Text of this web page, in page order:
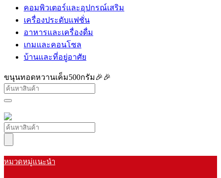
คอมพิวเตอร์และอุปกรณ์เสริม
เครื่องประดับแฟชั่น
อาหารและเครื่องดื่ม
เกมและคอนโซล
บ้านและที่อยู่อาศัย
ขนุนทอดหวานเค็ม500กรัม🎉🎉
หมวดหมู่แนะนำ